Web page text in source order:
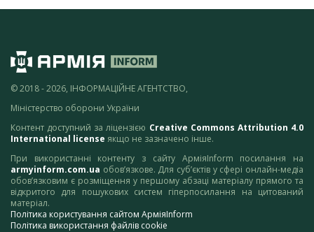
© 2018 - 2026, ІНФОРМАЦІЙНЕ АГЕНТСТВО,
Міністерство оборони України
Контент доступний за ліцензією Creative Commons Attribution 4.0
International license якщо не зазначено інше.
При використанні контенту з сайту АрміяInform посилання на
armyinform.com.ua обов’язкове. Для суб’єктів у сфері онлайн-медіа
обов’язковим є розміщення у першому абзаці матеріалу прямого та
відкритого для пошукових систем гіперпосилання на цитований
матеріал.
Політика користування сайтом АрміяInform
Політика використання файлів cookie